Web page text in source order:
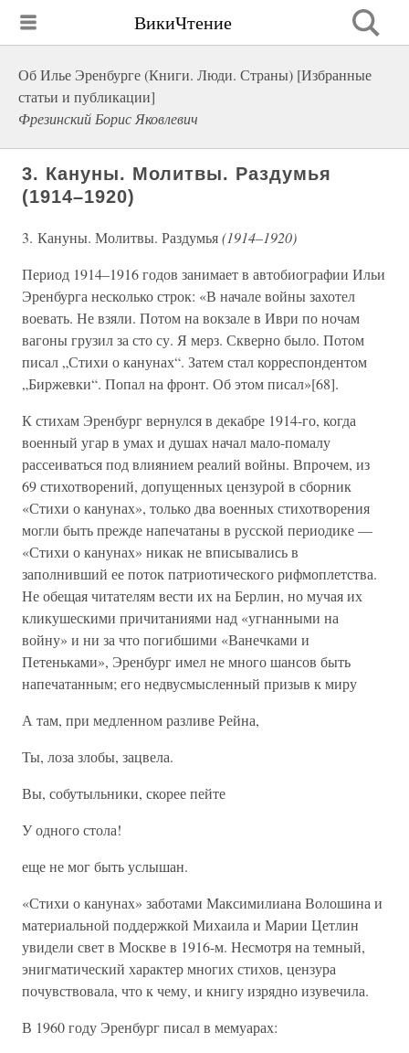
ВикиЧтение
Об Илье Эренбурге (Книги. Люди. Страны) [Избранные
статьи и публикации]
Фрезинский Борис Яковлевич
3. Кануны. Молитвы. Раздумья
(1914–1920)
3. Кануны. Молитвы. Раздумья(1914–1920)
Период 1914–1916 годов занимает в автобиографии Ильи
Эренбурга несколько строк: «В начале войны захотел
воевать. Не взяли. Потом на вокзале в Иври по ночам
вагоны грузил за сто су. Я мерз. Скверно было. Потом
писал „Стихи о канунах“. Затем стал корреспондентом
„Биржевки“. Попал на фронт. Об этом писал»[68].
К стихам Эренбург вернулся в декабре 1914-го, когда
военный угар в умах и душах начал мало-помалу
рассеиваться под влиянием реалий войны. Впрочем, из
69 стихотворений, допущенных цензурой в сборник
«Стихи о канунах», только два военных стихотворения
могли быть прежде напечатаны в русской периодике —
«Стихи о канунах» никак не вписывались в
заполнивший ее поток патриотического рифмоплетства.
Не обещая читателям вести их на Берлин, но мучая их
кликушескими причитаниями над «угнанными на
войну» и ни за что погибшими «Ванечками и
Петеньками», Эренбург имел не много шансов быть
напечатанным; его недвусмысленный призыв к миру
А там, при медленном разливе Рейна,
Ты, лоза злобы, зацвела.
Вы, собутыльники, скорее пейте
У одного стола!
еще не мог быть услышан.
«Стихи о канунах» заботами Максимилиана Волошина и
материальной поддержкой Михаила и Марии Цетлин
увидели свет в Москве в 1916-м. Несмотря на темный,
энигматический характер многих стихов, цензура
почувствовала, что к чему, и книгу изрядно изувечила.
В 1960 году Эренбург писал в мемуарах: